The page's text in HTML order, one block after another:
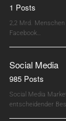
1 Posts
2,2 Mrd.
Facebook…
Social Media
985 Posts
Social Media
entscheidender